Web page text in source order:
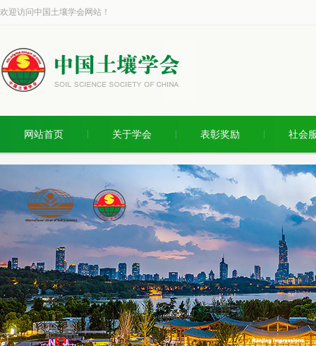
欢迎访问中国土壤学会网站！
网站首页 关于学会 表彰奖励 社会